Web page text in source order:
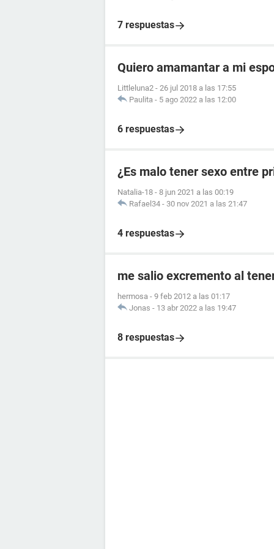
7 respuestas
Quiero amamantar a mi
Littleluna2 - 26 jul 2018 a las 17:55
Paulita - 5 ago 2022 a las 12:00
6 respuestas
¿Es malo tener sexo entre
Natalia-18 - 8 jun 2021 a las 00:19
Rafael34 - 30 nov 2021 a las 21:47
4 respuestas
me salio excremento al
hermosa - 9 feb 2012 a las 01:17
Jonas - 13 abr 2022 a las 19:47
8 respuestas